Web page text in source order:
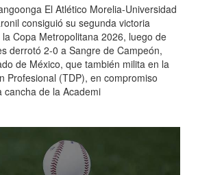
El Atlético Morelia-Universidad
consiguió su segunda victoria
Copa Metropolitana 2026, luego de
derrotó 2-0 a Sangre de Campeón,
de México, que también milita en la
Profesional (TDP), en compromiso
cancha de la Academi